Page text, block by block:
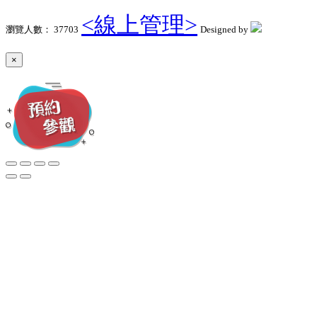
瀏覽人數： 37703 <線上管理> Designed by
×